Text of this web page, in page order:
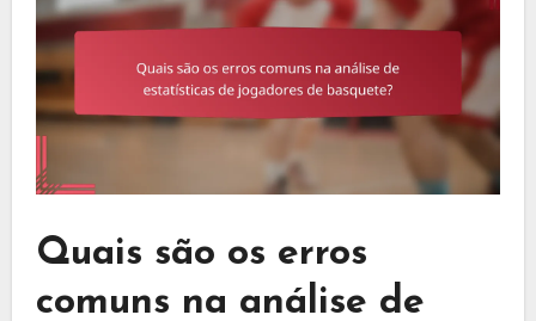
Quais são os erros
comuns na análise de